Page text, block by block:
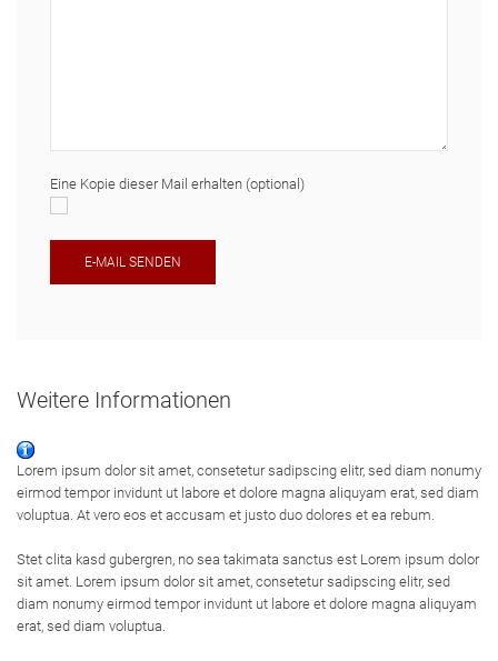
Eine Kopie dieser Mail erhalten (optional)
E-MAIL SENDEN
Weitere Informationen
Lorem ipsum dolor sit amet, consetetur sadipscing elitr, sed diam nonumy
eirmod tempor invidunt ut labore et dolore magna aliquyam erat, sed diam
voluptua. At vero eos et accusam et justo duo dolores et ea rebum.
Stet clita kasd gubergren, no sea takimata sanctus est Lorem ipsum dolor
sit amet. Lorem ipsum dolor sit amet, consetetur sadipscing elitr, sed
diam nonumy eirmod tempor invidunt ut labore et dolore magna aliquyam
erat, sed diam voluptua.